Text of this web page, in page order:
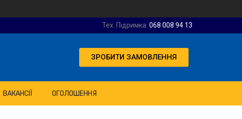
Тех. Підримка: 068 008 94 13
ЗРОБИТИ ЗАМОВЛЕННЯ
ВАКАНСІЇ ОГОЛОШЕННЯ